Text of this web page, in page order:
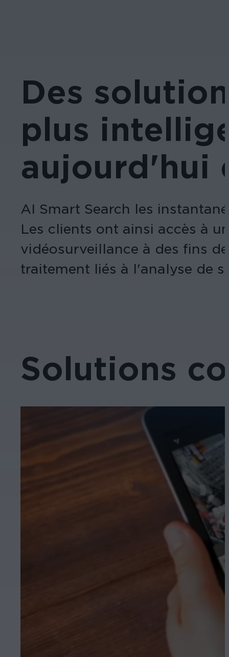
Des
plus
aujourd'hui
AI Smart Search les
Les clients ont ainsi accès à
vidéosurveillance à des fins
traitement liés à l'analyse de
Solutions